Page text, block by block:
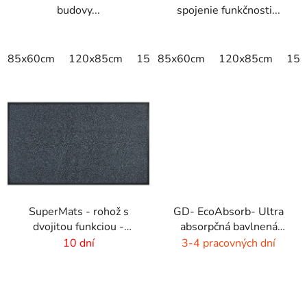
budovy...
85x60cm 120x85cm 150x85cm 175x115cm
spojenie funkčnosti...
85x60cm 120x85cm
SuperMats - rohož s
dvojitou funkciou -
zoškrabanie a utretie
10 dní
GD- EcoAbsorb- Ultra
absorpčná bavlnená
rohož -sivý melír
3-4 pracovných dní